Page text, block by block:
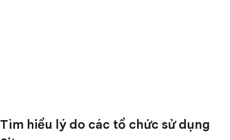
Tìm hiểu lý do các tổ chức sử dụng